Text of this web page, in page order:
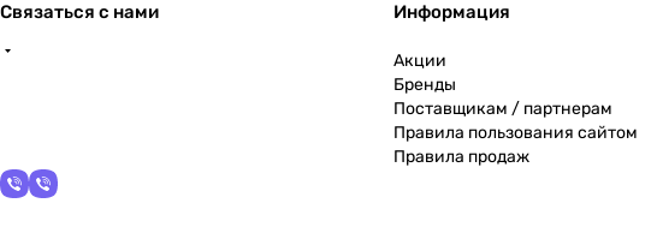
Связаться с нами
Информация
Акции
Бренды
Поставщикам / партнерам
Правила пользования сайтом
Правила продаж